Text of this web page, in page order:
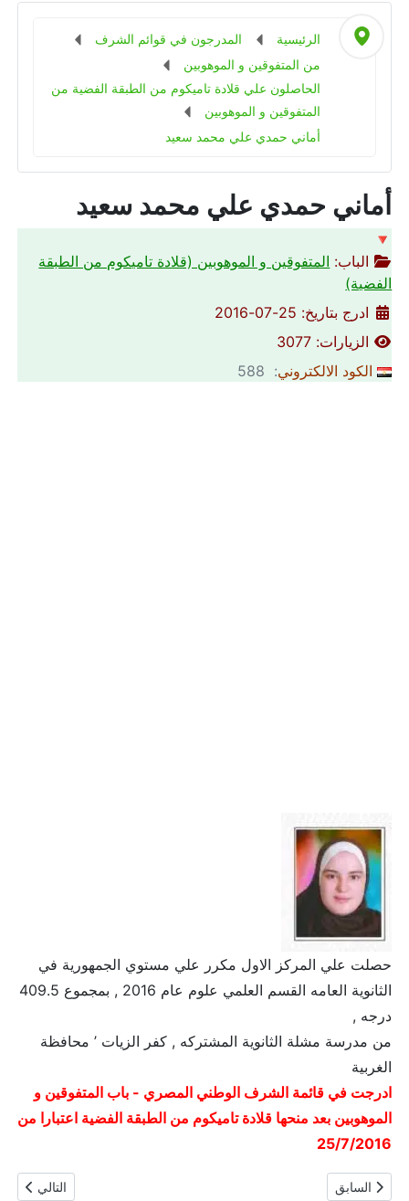
الرئيسية
المدرجون في قوائم الشرف
من المتفوقين و الموهوبين
الحاصلون علي قلادة تاميكوم من الطبقة الفضية من
المتفوقين و الموهوبين
أماني حمدي علي محمد سعيد
أماني حمدي علي محمد سعيد
🔻
الباب: المتفوقين و الموهوبين (قلادة تاميكوم من الطبقة
الفضية)
ادرج بتاريخ: 25-07-2016
الزيارات: 3077
الكود الالكتروني: 588
حصلت علي المركز الاول مكرر علي مستوي الجمهورية في
الثانوية العامه القسم العلمي علوم عام 2016 , بمجموع 409.5
درجه ,
من مدرسة مشلة الثانوية المشتركه , كفر الزيات ’ محافظة
الغربية
ادرجت في قائمة الشرف الوطني المصري - باب المتفوقين و
الموهوبين بعد منحها قلادة تاميكوم من الطبقة الفضية اعتبارا من
25/7/2016
المقال السابق: رغده محمد ناجي محمد جعفر
السابق المقال
التالي